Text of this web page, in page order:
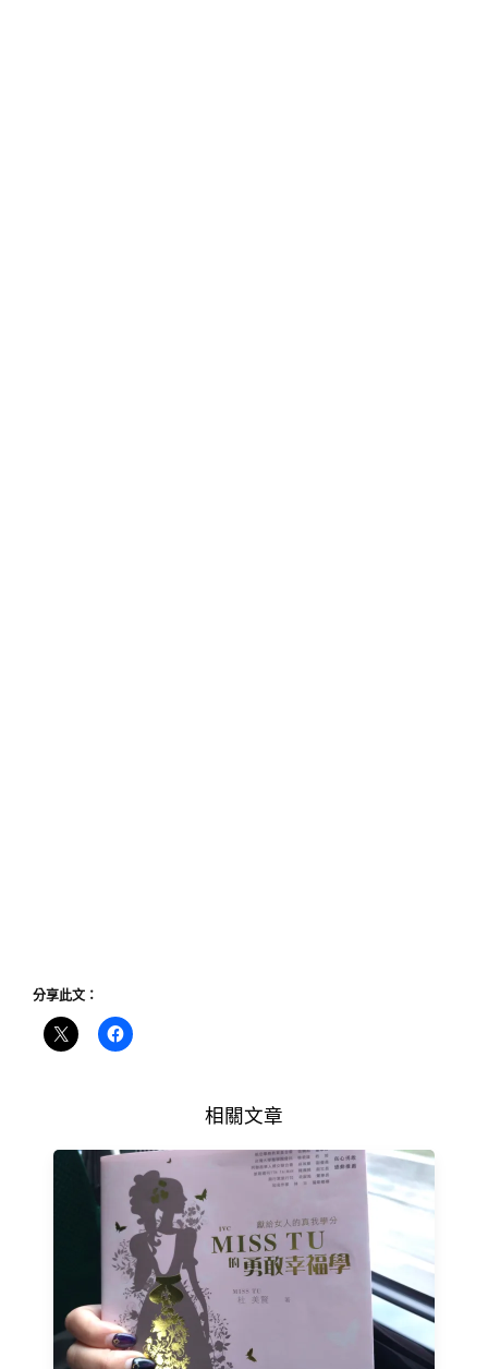
分享此文：
相關文章